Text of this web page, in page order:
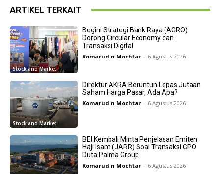
ARTIKEL TERKAIT
Stock and Market
Begini Strategi Bank Raya (AGRO)
Dorong Circular Economy dan
Transaksi Digital
Komarudin Mochtar - 6 Agustus 2026
Stock and Market
Direktur AKRA Beruntun Lepas Jutaan
Saham Harga Pasar, Ada Apa?
Komarudin Mochtar - 6 Agustus 2026
BEI Kembali Minta Penjelasan Emiten
Haji Isam (JARR) Soal Transaksi CPO
Duta Palma Group
Komarudin Mochtar - 6 Agustus 2026